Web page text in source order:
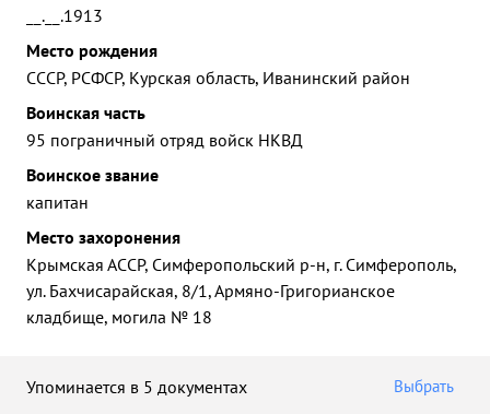
__.__.1913
Место рождения
СССР, РСФСР, Курская область, Иванинский район
Воинская часть
95 пограничный отряд войск НКВД
Воинское звание
капитан
Место захоронения
Крымская АССР, Симферопольский р-н, г. Симферополь,
ул. Бахчисарайская, 8/1, Армяно-Григорианское
кладбище, могила № 18
Упоминается в 5 документах Выбрать